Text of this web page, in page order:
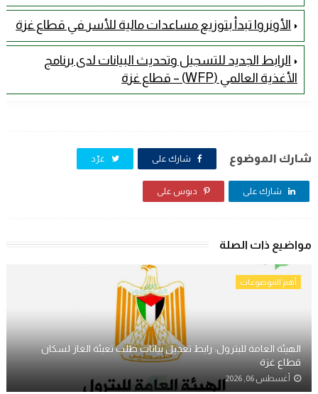
الأونروا تبدأ بتوزيع مساعدات مالية للأسر في قطاع غزة
الرابط الجديد للتسجيل وتحديث البيانات لدى برنامج
الأغذية العالمي (WFP) – قطاع غزة
شارك الموضوع شارك على غرّد
شارك على دبوس على
مواضيع ذات الصلة
أهم الموضوعات
الهيئة العامة للبترول: رابط تعديل بيانات طلب تعبئة الغاز لسكان
قطاع غزة
أغسطس 06, 2026